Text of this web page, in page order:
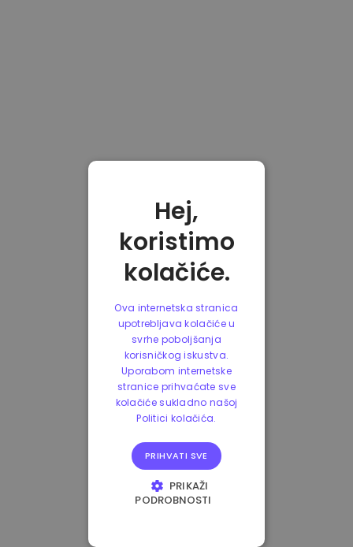
Hej,
koristimo
kolačiće.
Ova internetska stranica
upotrebljava kolačiće u
svrhe poboljšanja
korisničkog iskustva.
Uporabom internetske
stranice prihvaćate sve
kolačiće sukladno našoj
Politici kolačića.
PRIHVATI SVE
PRIKAŽI
PODROBNOSTI